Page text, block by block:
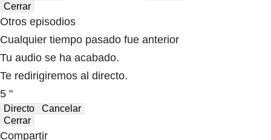
Cerrar
Otros episodios
Cualquier tiempo pasado fue anterior
Tu audio se ha acabado.
Te redirigiremos al directo.
5 "
Directo
Cancelar
Cerrar
Compartir